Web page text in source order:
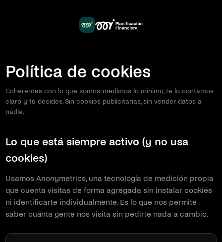
Política de cookies
Coherentes con lo que somos: medimos lo mínimo, te lo contamos
claro y tú decides. Sin cookies publicitarias, sin vender datos a
nadie.
Lo que está siempre activo (y no usa
cookies)
Usamos Anonymetrics, una tecnología de medición propia
que cuenta visitas de forma agregada sin instalar cookies
ni identificarte individualmente. Es lo que nos permite
saber cuánta gente nos visita sin pedirte nada a cambio.